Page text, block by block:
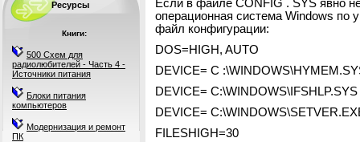
Ресурсы
Книги:
500 Схем для
радиолюбителей - Часть 4 -
Источники питания
Блоки питания
компьютеров
Модернизация и ремонт
ПК
Если в файле CONFIG . SYS явно
операционная система Windows по
файл конфигурации:
DOS=HIGH, AUTO
DEVICE= С
DEVICE= C:\WINDOWS\IFSHLP.SYS
DEVICE=
FILESHIGH=30